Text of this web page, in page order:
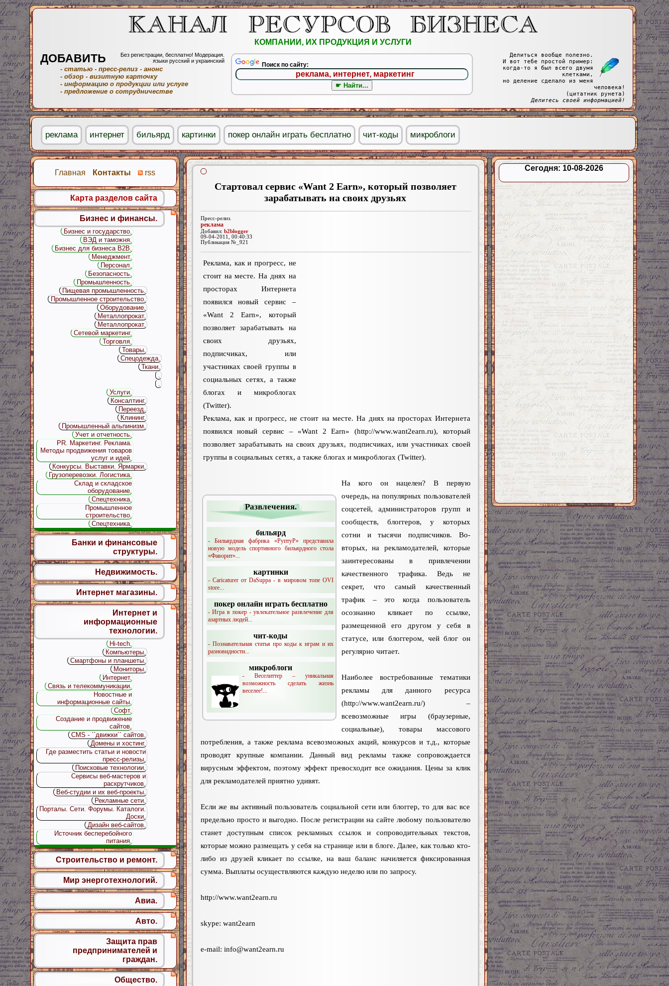
Стартовал сервис «Want 2 Earn», который позволяет
зарабатывать на своих друзьях
Пресс-релиз.
реклама
Добавил: b2blogger
09-04-2011, 00:40:33
Публикация №_921
Развлечения.
бильярд
- Бильярдная фабрика «РуптуР» представила
новую модель спортивного бильярдного стола
«Фаворит»...
картинки
- Caricaturer от DaSuppa - в мировом топе OVI
store...
покер онлайн играть бесплатно
- Игра в покер - увлекательное развлечение для
азартных людей...
чит-коды
- Познавательная статья про коды к играм и их
разновидности...
микроблоги
- Веселиттер – уникальная
возможность сделать жизнь
веселее!...
Реклама, как и прогресс, не
стоит на месте. На днях на
просторах Интернета
появился новый сервис –
«Want 2 Earn», который
позволяет зарабатывать на
своих друзьях,
подписчиках, или
участниках своей группы в
социальных сетях, а также
блогах и микроблогах
(Twitter).
Реклама, как и прогресс, не стоит на месте. На днях на просторах Интернета
появился новый сервис – «Want 2 Earn» (http://www.want2earn.ru), который
позволяет зарабатывать на своих друзьях, подписчиках, или участниках своей
группы в социальных сетях, а также блогах и микроблогах (Twitter).
На кого он нацелен? В первую
очередь, на популярных пользователей
соцсетей, администраторов групп и
сообществ, блоггеров, у которых
сотни и тысячи подписчиков. Во-
вторых, на рекламодателей, которые
заинтересованы в привлечении
качественного трафика. Ведь не
секрет, что самый качественный
трафик – это когда пользователь
осознанно кликает по ссылке,
размещенной его другом у себя в
статусе, или блоггером, чей блог он
регулярно читает.
Наиболее востребованные тематики
рекламы для данного ресурса
(http://www.want2earn.ru/) –
всевозможные игры (браузерные,
социальные), товары массового
потребления, а также реклама всевозможных акций, конкурсов и т.д., которые
проводят крупные компании. Данный вид рекламы также сопровождается
вирусным эффектом, поэтому эффект превосходит все ожидания. Цены за клик
для рекламодателей приятно удивят.
Если же вы активный пользователь социальной сети или блоггер, то для вас все
предельно просто и выгодно. После регистрации на сайте любому пользователю
станет доступным список рекламных ссылок и сопроводительных текстов,
которые можно размещать у себя на странице или в блоге. Далее, как только кто-
либо из друзей кликает по ссылке, на ваш баланс начиляется фиксированная
сумма. Выплаты осуществляются каждую неделю или по запросу.
http://www.want2earn.ru
skype: want2earn
e-mail: info@want2earn.ru
Сегодня: 10-08-2026
Главная Контакты rss
Карта разделов сайта
Бизнес и финансы.
Бизнес и государство.
ВЭД и таможня.
Бизнес для бизнеса B2B.
Менеджмент.
Персонал.
Безопасность.
Промышленность.
Пищевая промышленность.
Промышленное строительство.
Оборудование.
Металлопрокат.
Металлопрокат.
Сетевой маркетинг.
Торговля.
Товары.
Спецодежда.
Ткани.
.
.
Услуги.
Консалтинг.
Переезд.
Клининг.
Промышленный альпинизм.
Учет и отчетность.
PR. Маркетинг. Реклама.
Методы продвижения товаров
услуг и идей.
Конкурсы. Выставки. Ярмарки.
Грузоперевозки. Логистика.
Склад и складское
оборудование.
Спецтехника.
Промышленное
строительство.
Спецтехника.
Банки и финансовые
структуры.
Недвижимость.
Интернет магазины.
Интернет и
информационные
технологии.
Hi-tech.
Компьютеры.
Смартфоны и планшеты.
Мониторы.
Интернет.
Связь и телекоммуникации.
Новостные и
информационные сайты.
Софт.
Создание и продвижение
сайтов.
CMS - ``движки`` сайтов.
Домены и хостинг.
Где разместить статьи и новости
пресс-релизы.
Поисковые технологии.
Сервисы веб-мастеров и
раскрутчиков.
Веб-студии и их веб-проекты.
Рекламные сети.
Порталы. Сети. Форумы. Каталоги.
Доски.
Дизайн веб-сайтов.
Источник бесперебойного
питания.
Строительство и ремонт.
Мир энерготехнологий.
Авиа.
Авто.
Защита прав
предпринимателей и
граждан.
Общество.
КОМПАНИИ, ИХ ПРОДУКЦИЯ И УСЛУГИ
ДОБАВИТЬ
Без регистрации, бесплатно! Модерация.
языки русский и украинский
- статью - пресс-релиз - анонс
- обзор - визитную карточку
- информацию о продукции или услуге
- предложение о сотрудничестве
Поиск по сайту:
Делиться вообще полезно.
И вот тебе простой пример:
когда-то я был всего двумя
клетками,
но деление сделало из меня
человека!
(цитатник рунета)
Делитесь своей информацией!
реклама интернет бильярд картинки покер онлайн играть бесплатно чит-коды микроблоги